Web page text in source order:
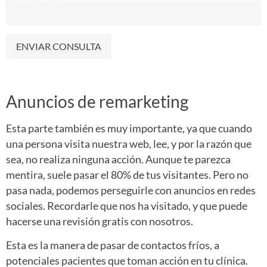
Anuncios de remarketing
Esta parte también es muy importante, ya que cuando
una persona visita nuestra web, lee, y por la razón que
sea, no realiza ninguna acción. Aunque te parezca
mentira, suele pasar el 80% de tus visitantes. Pero no
pasa nada, podemos perseguirle con anuncios en redes
sociales. Recordarle que nos ha visitado, y que puede
hacerse una revisión gratis con nosotros.
Esta es la manera de pasar de contactos fríos, a
potenciales pacientes que toman acción en tu clínica.